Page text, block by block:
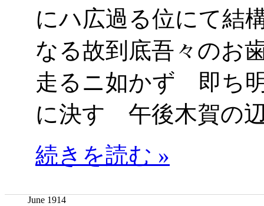
にハ広過る位にて結
なる故到底吾々のお
走るニ如かず 即ち
に決す 午後木賀の
続きを読む »
June 1914